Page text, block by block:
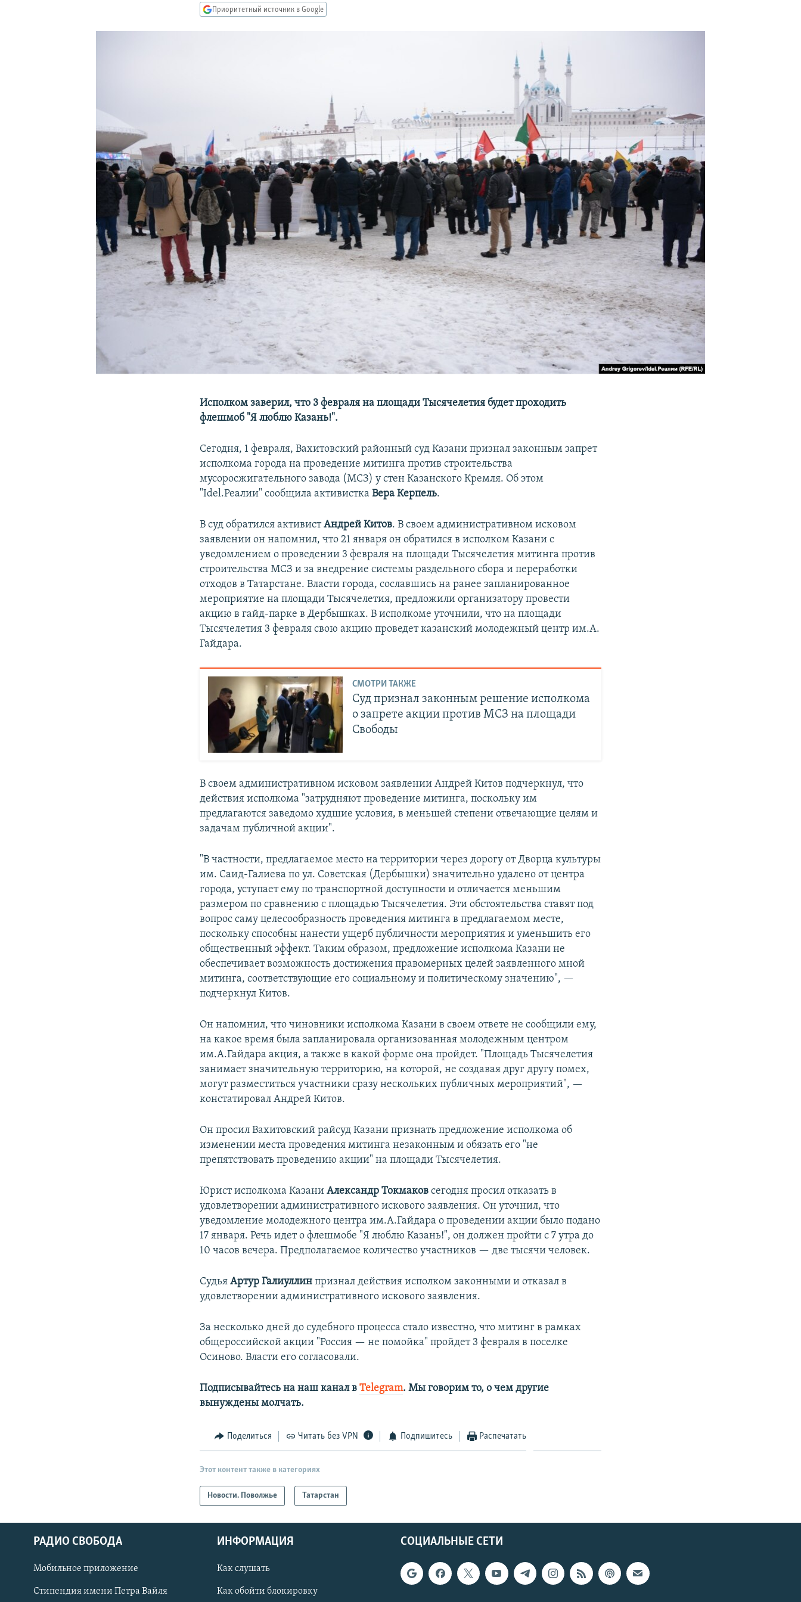
СОЦИАЛЬНЫЕ СЕТИ
Приоритетный источник в Google
Исполком заверил, что 3 февраля на площади Тысячелетия будет проходить
флешмоб "Я люблю Казань!".
Сегодня, 1 февраля, Вахитовский районный суд Казани признал законным запрет
исполкома города на проведение митинга против строительства
мусоросжигательного завода (МСЗ) у стен Казанского Кремля. Об этом
"Idel.Реалии" сообщила активисткаВера Керпель.
В суд обратился активистАндрей Китов. В своем административном исковом
заявлении он напомнил, что 21 января он обратился в исполком Казани с
уведомлением о проведении 3 февраля на площади Тысячелетия митинга против
строительства МСЗ и за внедрение системы раздельного сбора и переработки
отходов в Татарстане. Власти города, сославшись на ранее запланированное
мероприятие на площади Тысячелетия, предложили организатору провести
акцию в гайд-парке в Дербышках. В исполкоме уточнили, что на площади
Тысячелетия 3 февраля свою акцию проведет казанский молодежный центр им.А.
Гайдара.
СМОТРИ ТАКЖЕ
Суд признал законным решение исполкома
о запрете aкции против МСЗ на площади
Свободы
В своем административном исковом заявлении Андрей Китов подчеркнул, что
действия исполкома "затрудняют проведение митинга, поскольку им
предлагаются заведомо худшие условия, в меньшей степени отвечающие целям и
задачам публичной акции".
"В частности, предлагаемое место на территории через дорогу от Дворца культуры
им. Саид-Галиева по ул. Советская (Дербышки) значительно удалено от центра
города, уступает ему по транспортной доступности и отличается меньшим
размером по сравнению с площадью Тысячелетия. Эти обстоятельства ставят под
вопрос саму целесообразность проведения митинга в предлагаемом месте,
поскольку способны нанести ущерб публичности мероприятия и уменьшить его
общественный эффект. Таким образом, предложение исполкома Казани не
обеспечивает возможность достижения правомерных целей заявленного мной
митинга, соответствующие его социальному и политическому значению", —
подчеркнул Китов.
Он напомнил, что чиновники исполкома Казани в своем ответе не сообщили ему,
на какое время была запланировала организованная молодежным центром
им.А.Гайдара акция, а также в какой форме она пройдет. "Площадь Тысячелетия
занимает значительную территорию, на которой, не создавая друг другу помех,
могут разместиться участники сразу нескольких публичных мероприятий", —
констатировал Андрей Китов.
Он просил Вахитовский райсуд Казани признать предложение исполкома об
изменении места проведения митинга незаконным и обязать его "не
препятствовать проведению акции" на площади Тысячелетия.
Юрист исполкома КазаниАлександр Токмаков сегодня просил отказать в
удовлетворении административного искового заявления. Он уточнил, что
уведомление молодежного центра им.А.Гайдара о проведении акции было подано
17 января. Речь идет о флешмобе "Я люблю Казань!", он должен пройти с 7 утра до
10 часов вечера. Предполагаемое количество участников — две тысячи человек.
СудьяАртур Галиуллин признал действия исполком законными и отказал в
удовлетворении административного искового заявления.
За несколько дней до судебного процесса стало известно, что митинг в рамках
общероссийской акции "Россия — не помойка" пройдет 3 февраля в поселке
Осиново. Власти его согласовали.
Подписывайтесь на наш канал вTelegram. Мы говорим то, о чем другие
вынуждены молчать.​
Поделиться Читать без VPN Подпишитесь Распечатать
Этот контент также в категориях
Новости. Поволжье Татарстан
СОЦИАЛЬНЫЕ СЕТИ
РАДИО СВОБОДА
Мобильное приложение
Стипендия имени Петра Вайля
ИНФОРМАЦИЯ
Как слушать
Как обойти блокировку